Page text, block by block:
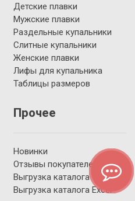
Детские плавки
Мужские плавки
Раздельные купальники
Слитные купальники
Женские плавки
Лифы для купальника
Таблицы размеров
Прочее
Новинки
Отзывы покупателей
Выгрузка каталога YML
Выгрузка каталога Excel